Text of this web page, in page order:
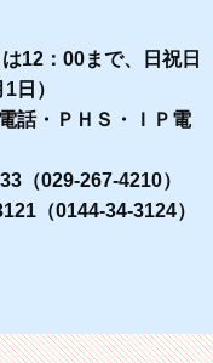
12：00まで、日祝日
日）
話・ＰＨＳ・ＩＰ電
（029-267-4210）
（0144-34-3124）